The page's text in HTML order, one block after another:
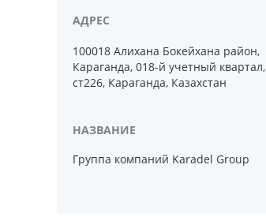
100018 Алихана Бокейхана район,
Караганда, 018-й учетный квартал,
ст226, Караганда, Казахстан
Группа компаний Karadel Group